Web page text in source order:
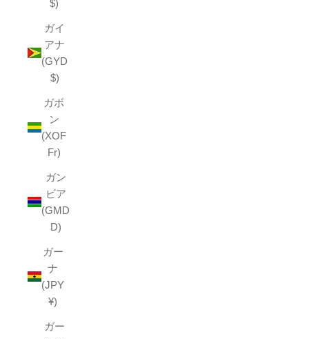
$)
ガイ
アナ
(GYD
$)
ガボ
ン
(XOF
Fr)
ガン
ビア
(GMD
D)
ガー
ナ
(JPY
¥)
ガー